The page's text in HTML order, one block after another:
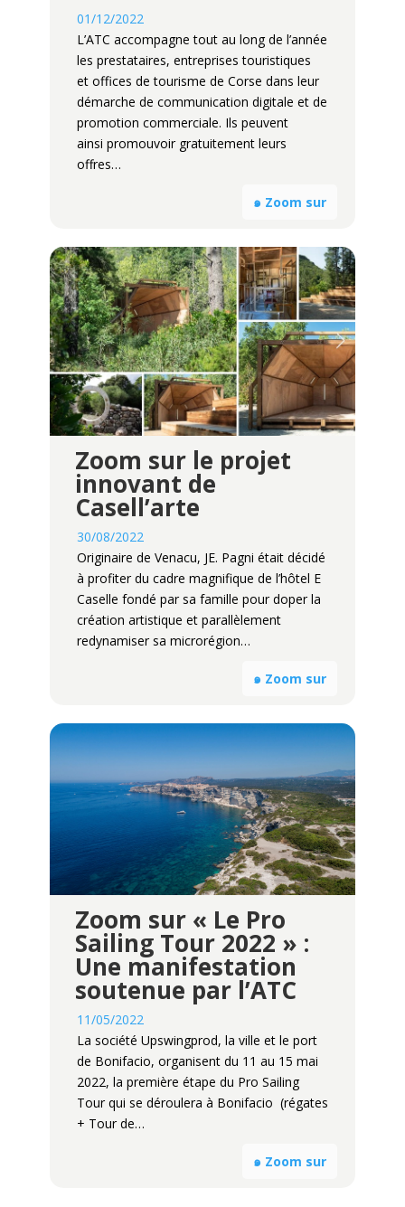
01/12/2022
L’ATC accompagne tout au long de l’année
les prestataires, entreprises touristiques
et offices de tourisme de Corse dans leur
démarche de communication digitale et de
promotion commerciale. Ils peuvent
ainsi promouvoir gratuitement leurs
offres…
๑ Zoom sur
Zoom sur le projet
innovant de
Casell’arte
30/08/2022
Originaire de Venacu, JE. Pagni était décidé
à profiter du cadre magnifique de l’hôtel E
Caselle fondé par sa famille pour doper la
création artistique et parallèlement
redynamiser sa microrégion…
๑ Zoom sur
Zoom sur « Le Pro
Sailing Tour 2022 » :
Une manifestation
soutenue par l’ATC
11/05/2022
La société Upswingprod, la ville et le port
de Bonifacio, organisent du 11 au 15 mai
2022, la première étape du Pro Sailing
Tour qui se déroulera à Bonifacio (régates
+ Tour de…
๑ Zoom sur